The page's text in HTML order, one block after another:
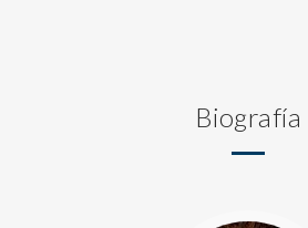
Biografía